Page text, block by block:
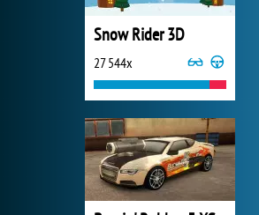
Snow Rider 3D
27 544x